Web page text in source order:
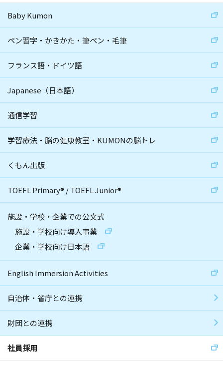
Baby Kumon
ペン習字・かきかた・筆ペン・毛筆
フランス語・ドイツ語
Japanese（日本語）
通信学習
学習療法・脳の健康教室・KUMONの脳トレ
くもん出版
TOEFL Primary® /TOEFL Junior®
施設・学校・企業での公文式
施設・学校向け導入事業
企業・学校向け日本語
English Immersion Activities
自治体・省庁との連携
財団との連携
社員採用